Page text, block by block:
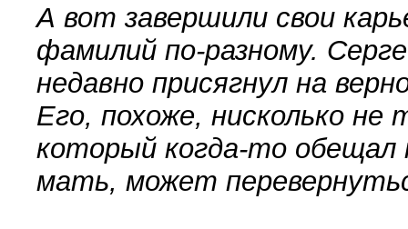
А вот завершили свои
фамилий по-разному.
недавно присягнул на
Его, похоже, нисколько
который когда-то обещал
мать, может